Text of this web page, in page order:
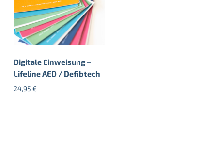
Digitale Einweisung –
Lifeline AED / Defibtech
24,95 €